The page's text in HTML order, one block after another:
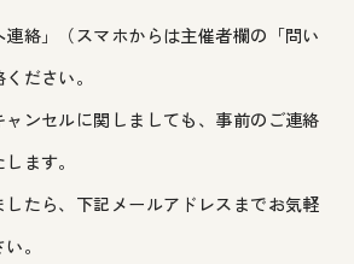
絡」（スマホからは主催者欄の「問い
ださい。
ンセルに関しましても、事前のご連絡
ます。
たら、下記メールアドレスまでお気軽
。